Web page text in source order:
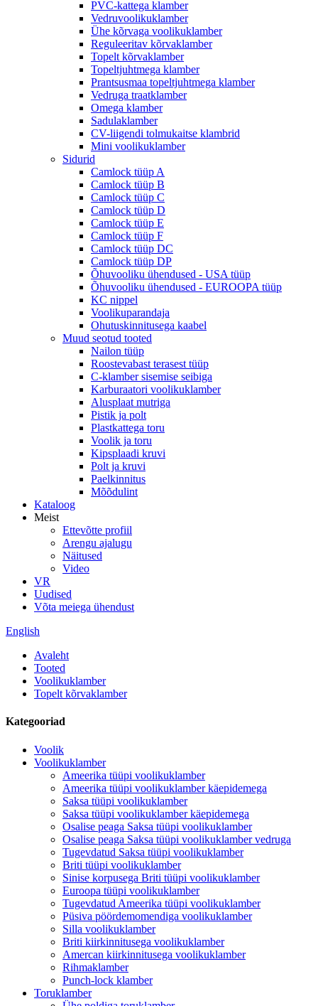
PVC-kattega klamber
Vedruvoolikuklamber
Ühe kõrvaga voolikuklamber
Reguleeritav kõrvaklamber
Topelt kõrvaklamber
Topeltjuhtmega klamber
Prantsusmaa topeltjuhtmega klamber
Vedruga traatklamber
Omega klamber
Sadulaklamber
CV-liigendi tolmukaitse klambrid
Mini voolikuklamber
Sidurid
Camlock tüüp A
Camlock tüüp B
Camlock tüüp C
Camlock tüüp D
Camlock tüüp E
Camlock tüüp F
Camlock tüüp DC
Camlock tüüp DP
Õhuvooliku ühendused - USA tüüp
Õhuvooliku ühendused - EUROOPA tüüp
KC nippel
Voolikuparandaja
Ohutuskinnitusega kaabel
Muud seotud tooted
Nailon tüüp
Roostevabast terasest tüüp
C-klamber sisemise seibiga
Karburaatori voolikuklamber
Alusplaat mutriga
Pistik ja polt
Plastkattega toru
Voolik ja toru
Kipsplaadi kruvi
Polt ja kruvi
Paelkinnitus
Mõõdulint
Kataloog
Meist
Ettevõtte profiil
Arengu ajalugu
Näitused
Video
VR
Uudised
Võta meiega ühendust
English
Avaleht
Tooted
Voolikuklamber
Topelt kõrvaklamber
Kategooriad
Voolik
Voolikuklamber
Ameerika tüüpi voolikuklamber
Ameerika tüüpi voolikuklamber käepidemega
Saksa tüüpi voolikuklamber
Saksa tüüpi voolikuklamber käepidemega
Osalise peaga Saksa tüüpi voolikuklamber
Osalise peaga Saksa tüüpi voolikuklamber vedruga
Tugevdatud Saksa tüüpi voolikuklamber
Briti tüüpi voolikuklamber
Sinise korpusega Briti tüüpi voolikuklamber
Euroopa tüüpi voolikuklamber
Tugevdatud Ameerika tüüpi voolikuklamber
Püsiva pöördemomendiga voolikuklamber
Silla voolikuklamber
Briti kiirkinnitusega voolikuklamber
Amercan kiirkinnitusega voolikuklamber
Rihmaklamber
Punch-lock klamber
Toruklamber